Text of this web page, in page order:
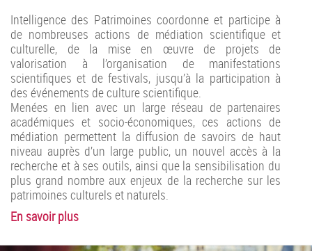
Intelligence des Patrimoines coordonne et participe à
de nombreuses actions de médiation scientifique et
culturelle, de la mise en œuvre de projets de
valorisation à l’organisation de manifestations
scientifiques et de festivals, jusqu’à la participation à
des événements de culture scientifique.
Menées en lien avec un large réseau de partenaires
académiques et socio-économiques, ces actions de
médiation permettent la diffusion de savoirs de haut
niveau auprès d’un large public, un nouvel accès à la
recherche et à ses outils, ainsi que la sensibilisation du
plus grand nombre aux enjeux de la recherche sur les
patrimoines culturels et naturels.
En savoir plus